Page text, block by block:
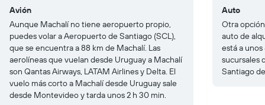
Avión
Aunque Machalí no tiene aeropuerto propio,
puedes volar a Aeropuerto de Santiago (SCL),
que se encuentra a 88 km de Machalí. Las
aerolíneas que vuelan desde Uruguay a Machalí
son Qantas Airways, LATAM Airlines y Delta. El
vuelo más corto a Machalí desde Uruguay sale
desde Montevideo y tarda unos 2 h 30 min.
Auto
Otra
auto de
está a
sucursales
Santiago